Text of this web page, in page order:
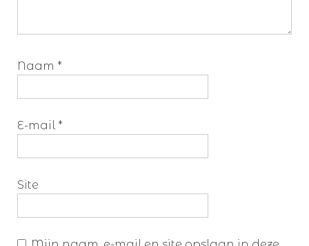
Naam *
E-mail *
Site